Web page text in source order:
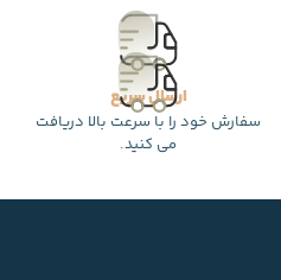
ارسال سریع
سفارش خود را با سرعت بالا دریافت
می کنید.